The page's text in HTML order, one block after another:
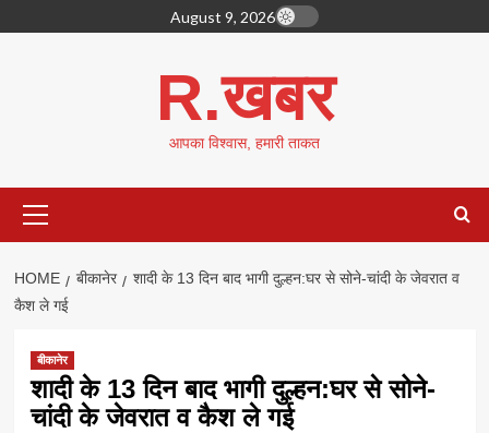
to
August 9, 2026
R.खबर
आपका विश्वास, हमारी ताकत
Menu
HOME बीकानेर
शादी के 13 दिन बाद भागी दुल्हन:घर से सोने-चांदी के जेवरात व
कैश ले गई
बीकानेर
शादी के 13 दिन बाद भागी दुल्हन:घर से सोने-
चांदी के जेवरात व कैश ले गई